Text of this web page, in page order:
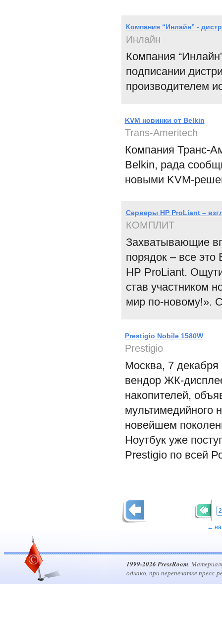
Компания “Инлайн” -
Инлайн
Компания
подписании
производителем
KVM новинки от Belkin
Trans-Ameritech
Компания Транс-
Belkin, рада
новыми KVM-
Серверы НР ProLiant –
КОМПЛИТ
Захватывающие
порядок – все
HP ProLiant.
став участником
мир по-новому!».
Prestigio Nobile 1580W
Prestigio
Москва, 7
вендор ЖК-
накопителей,
мультимедийного
новейшем
Ноутбук уже
Prestigio по всей
← на
1999-2026 PressRoom.
однако, при перепечатке пресс-